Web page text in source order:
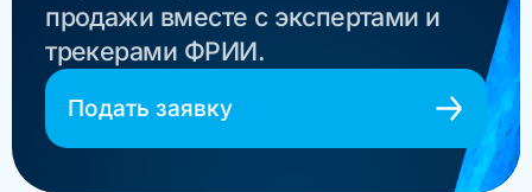
продажи вместе с экспертами и
трекерами ФРИИ.
Подать заявку